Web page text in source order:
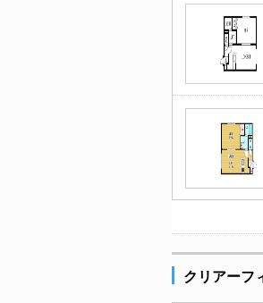
クリアーフ